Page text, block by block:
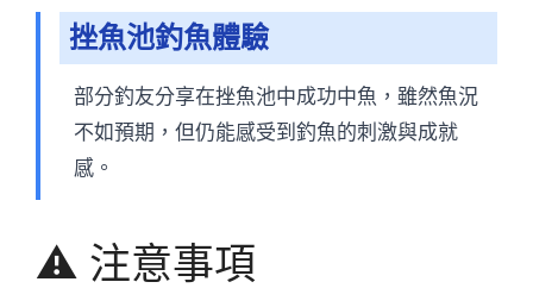
挫魚池釣魚體驗
部分釣友分享在挫魚池中成功中魚，雖然魚況
不如預期，但仍能感受到釣魚的刺激與成就
感。
⚠️ 注意事項